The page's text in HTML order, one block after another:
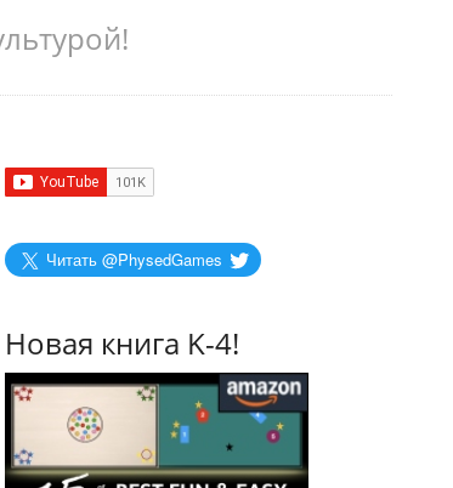
Читать @PhysedGames
Новая книга K-4!